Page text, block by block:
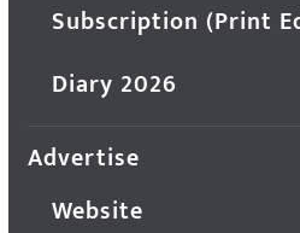
Subscription (Print
Diary 2026
Advertise
Website